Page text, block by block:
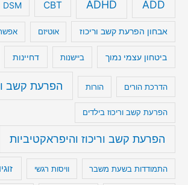
ADD
ADHD
CBT
DSM
אבחון הפרעת קשב וריכוז אוטיזם
ביטחון עצמי נמוך ביישנות דחיינות
הדרכת הורים הורות הפרעת קשב
הפרעת קשב וריכוז בילדים
הפרעת קשב וריכוז והיפראקטיביות
התמודדות בשעת משבר וויסות רגשי